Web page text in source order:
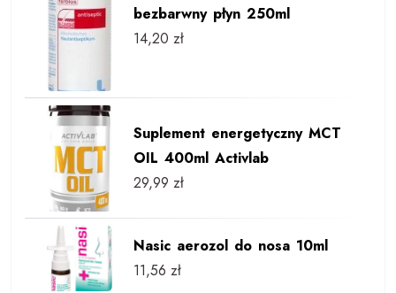
bezbarwny płyn 250ml
14,20 zł
Suplement energetyczny MCT
OIL 400ml Activlab
29,99 zł
Nasic aerozol do nosa 10ml
11,56 zł